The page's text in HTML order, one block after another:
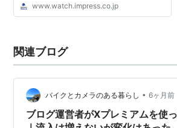
www.watch.impress.co.jp
関連ブログ
バイクとカメラのある暮らし • 6ヶ月前
ブログ運営者がXプレミアムを使